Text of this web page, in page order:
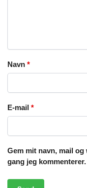
Navn *
E-mail *
Gem mit navn, mail
gang jeg kommenterer.